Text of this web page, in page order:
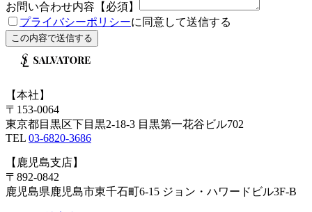
お問い合わせ内容 【必須】
プライバシーポリシーに同意して送信する
この内容で送信する
【本社 】
〒 153-0064
東京都目黒区 下目黒2-18-3 目黒第一花谷ビル702
TEL 03-6820-3686
【 鹿児島支店 】
〒 892-0842
鹿児島県鹿児島市東千石町6-15 ジョン・ハワードビル3F-B